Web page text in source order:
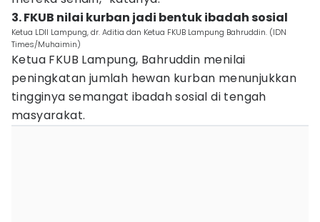
3. FKUB nilai kurban jadi bentuk ibadah sosial
Ketua LDII Lampung, dr. Aditia dan Ketua FKUB Lampung Bahruddin. (IDN
Times/Muhaimin)
Ketua FKUB Lampung, Bahruddin menilai
peningkatan jumlah hewan kurban menunjukkan
tingginya semangat ibadah sosial di tengah
masyarakat.